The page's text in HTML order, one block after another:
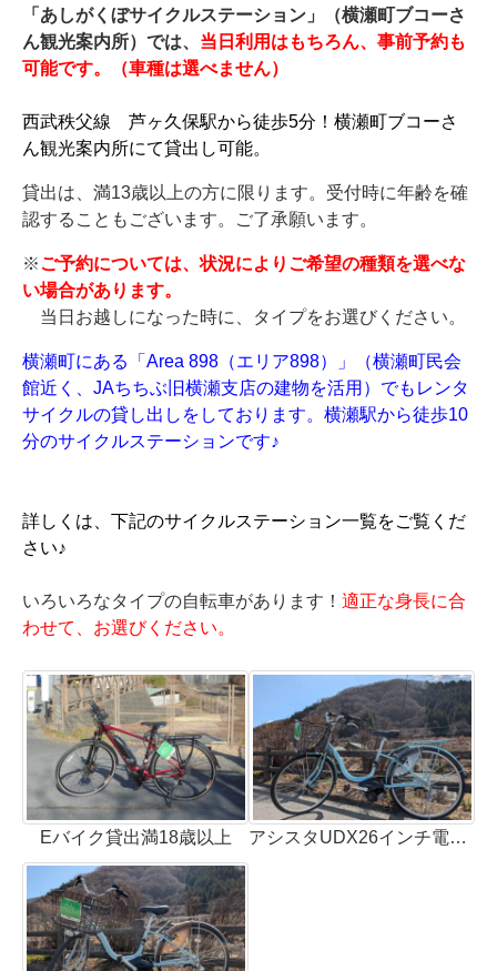
「あしがくぼサイクルステーション」（横瀬町ブコーさ
ん観光案内所）では、 当日利用はもちろん、事前予約も
可能です。（車種は選べません）
西武秩父線 芦ヶ久保駅から徒歩5分！横瀬町ブコーさ
ん観光案内所にて貸出し可能。
貸出は、 満13歳以上の方に限ります。受付時に年齢を確
認することもございます。ご了承願います。
※ご予約については、状況によりご希望の種類を選べな
い場合があります。
当日お越しになった時に、タイプをお選びください。
横瀬町にある「Area 898（エリア898）」（横瀬町民会
館近く、JAちちぶ旧横瀬支店の建物を活用）でもレンタ
サイクルの貸し出しをしております。横瀬駅から徒歩10
分のサイクルステーションです♪
詳しくは、下記のサイクルステーション一覧をご覧くだ
さい♪
いろいろなタイプの自転車があります！ 適正な身長に合
わせて、お選びください。
Eバイク貸出満18歳以上 アシスタUDX26インチ電動自転車(2台）乗車可能最低身長135㎝